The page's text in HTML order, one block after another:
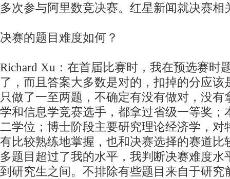
多次参与阿里数竞决赛。红星新闻就决赛相
决赛的题目难度如何？
Richard Xu：在首届比赛时，我在预选赛时
了，而且答案大多数是对的，扣掉的分应该
只做了一至两题，不确定有没有做对，没有
学和信息学竞赛选手，都拿过省级一等奖；
二学位；博士阶段主要研究理论经济学，对
有比较熟练地掌握，也和决赛选择的赛道比
多题目超过了我的水平，我判断决赛难度水
到研究生之间。不排除有些题目来自于研究